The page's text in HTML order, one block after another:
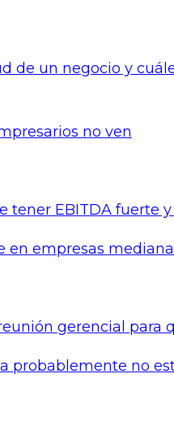
no ven
en empresas
probablemente no